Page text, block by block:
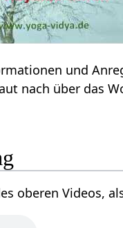
über das Wort bzw. den